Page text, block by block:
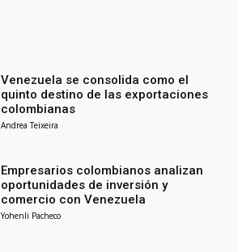
Venezuela se consolida como el
quinto destino de las exportaciones
colombianas
Andrea Teixeira
Empresarios colombianos analizan
oportunidades de inversión y
comercio con Venezuela
Yohenli Pacheco